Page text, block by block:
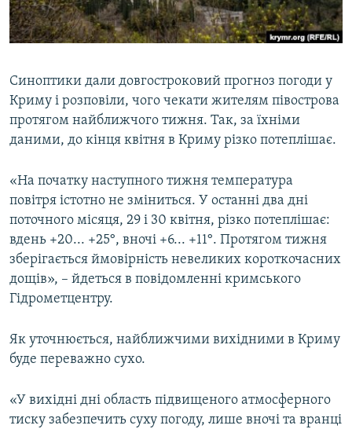
ВІДЕОУРОКИ «ELIFBE»
СВІДЧЕННЯ ОКУПАЦІЇ
Русский
Qırımtatar
Синоптики дали довгостроковий прогноз погоди у
Криму і розповіли, чого чекати жителям півострова
протягом найближчого тижня. Так, за їхніми
даними, до кінця квітня в Криму різко потеплішає.
«На початку наступного тижня температура
повітря істотно не зміниться. У останні два дні
поточного місяця, 29 і 30 квітня, різко потеплішає:
вдень +20... +25°, вночі +6... +11°. Протягом тижня
зберігається ймовірність невеликих короткочасних
дощів», – йдеться в повідомленні кримського
Гідрометцентру.
Як уточнюється, найближчими вихідними в Криму
буде переважно сухо.
«У вихідні дні область підвищеного атмосферного
тиску забезпечить суху погоду, лише вночі та вранці